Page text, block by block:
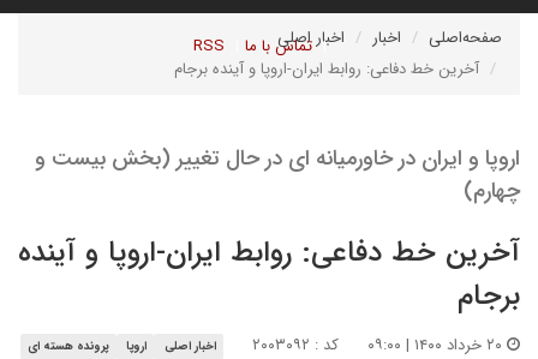
تماس با ما RSS صفحه‌اصلی اخبار
اخبار اصلی
آخرین خط دفاعی: روابط ایران-اروپا و آینده برجام
اروپا و ایران در خاورمیانه ای در حال تغییر (بخش بیست و
چهارم)
آخرین خط دفاعی: روابط ایران-اروپا و آینده
برجام
کد : ۲۰۰۳۰۹۲ اخبار اصلی اروپا پرونده هسته ای